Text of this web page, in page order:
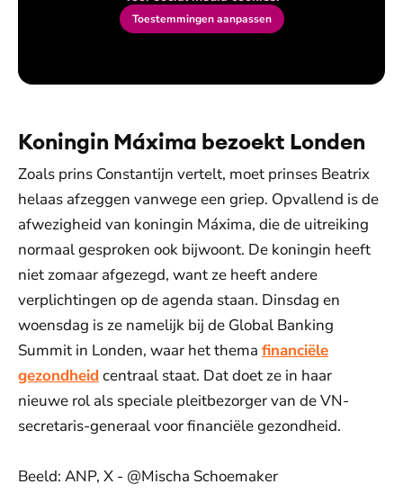
Toestemmingen aanpassen
Koningin Máxima bezoekt Londen
Zoals prins Constantijn vertelt, moet prinses Beatrix
helaas afzeggen vanwege een griep. Opvallend is de
afwezigheid van koningin Máxima, die de uitreiking
normaal gesproken ook bijwoont. De koningin heeft
niet zomaar afgezegd, want ze heeft andere
verplichtingen op de agenda staan. Dinsdag en
woensdag is ze namelijk bij de Global Banking
Summit in Londen, waar het thema financiële
gezondheid centraal staat. Dat doet ze in haar
nieuwe rol als speciale pleitbezorger van de VN-
secretaris-generaal voor financiële gezondheid.
Beeld: ANP, X - @Mischa Schoemaker